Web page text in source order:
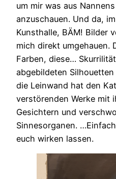
um mir was aus
anzuschauen. Und da,
Kunsthalle, BÄM! Bilder
mich direkt umgehauen.
Farben, diese…
abgebildeten
die Leinwand hat den
verstörenden Werke mit
Gesichtern und
Sinnesorganen.
euch wirken lassen.